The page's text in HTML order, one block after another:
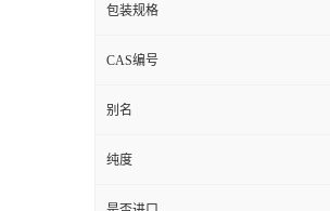
包装规格
CAS编号
别名
纯度